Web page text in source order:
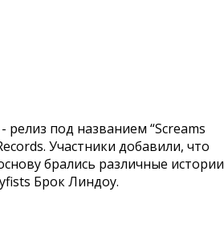
под названием “Screams
Участники добавили, что
брались различные истории
Брок Линдоу.